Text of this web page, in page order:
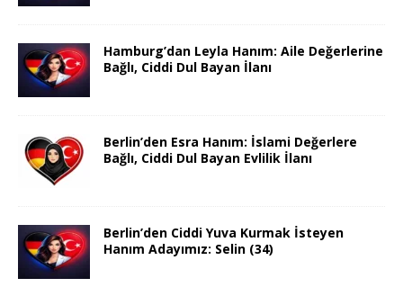
Hamburg’dan Leyla Hanım: Aile Değerlerine
Bağlı, Ciddi Dul Bayan İlanı
Berlin’den Esra Hanım: İslami Değerlere
Bağlı, Ciddi Dul Bayan Evlilik İlanı
Berlin’den Ciddi Yuva Kurmak İsteyen
Hanım Adayımız: Selin (34)